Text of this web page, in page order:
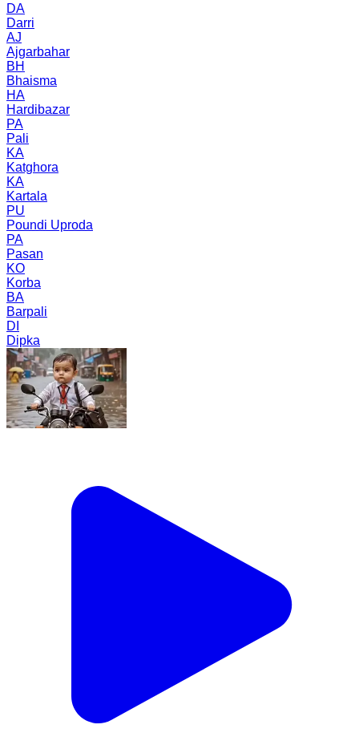
DA
Darri
AJ
Ajgarbahar
BH
Bhaisma
HA
Hardibazar
PA
Pali
KA
Katghora
KA
Kartala
PU
Poundi Uproda
PA
Pasan
KO
Korba
BA
Barpali
DI
Dipka